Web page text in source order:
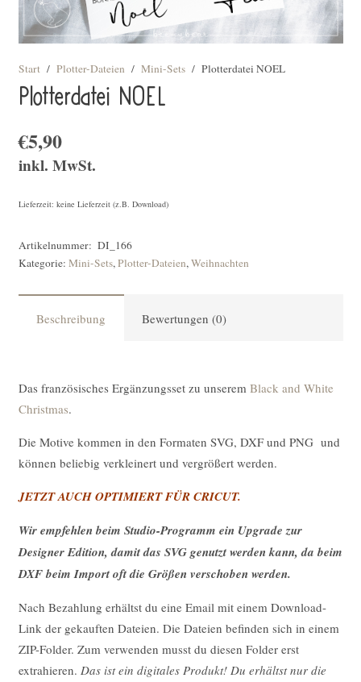
Start / Plotter-Dateien / Mini-Sets / Plotterdatei NOEL
Plotterdatei NOEL
€5,90
inkl. MwSt.
Lieferzeit: keine Lieferzeit (z.B. Download)
Artikelnummer: DI_166
Kategorie: Mini-Sets,Plotter-Dateien,Weihnachten
Beschreibung Bewertungen (0)
Das französisches Ergänzungsset zu unserem Black and White
Christmas.
Die Motive kommen in den Formaten SVG, DXF und PNG und
können beliebig verkleinert und vergrößert werden.
JETZT AUCH OPTIMIERT FÜR CRICUT.
Wir empfehlen beim Studio-Programm ein Upgrade zur
Designer Edition, damit das SVG genutzt werden kann, da beim
DXF beim Import oft die Größen verschoben werden.
Nach Bezahlung erhältst du eine Email mit einem Download-
Link der gekauften Dateien. Die Dateien befinden sich in einem
ZIP-Folder. Zum verwenden musst du diesen Folder erst
extrahieren. Das ist ein digitales Produkt! Du erhältst nur die